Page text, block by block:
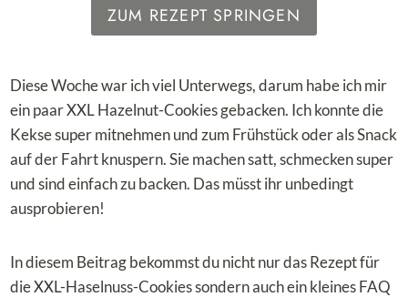
ZUM REZEPT SPRINGEN
Diese Woche war ich viel Unterwegs, darum habe ich mir
ein paar XXL Hazelnut-Cookies gebacken. Ich konnte die
Kekse super mitnehmen und zum Frühstück oder als Snack
auf der Fahrt knuspern. Sie machen satt, schmecken super
und sind einfach zu backen. Das müsst ihr unbedingt
ausprobieren!
In diesem Beitrag bekommst du nicht nur das Rezept für
die XXL-Haselnuss-Cookies sondern auch ein kleines FAQ